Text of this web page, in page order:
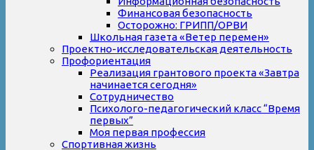
Финансовая безопасность
Осторожно: ГРИПП/ОРВИ
Школьная газета «Ветер перемен»
Проектно-исследовательская деятельность
Профориентация
Реализация грантового проекта «Завтра
начинается сегодня»
Сотрудничество
Психолого-педагогический класс “Время
первых”
Моя первая профессия
Спортивная жизнь